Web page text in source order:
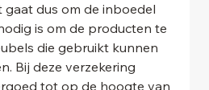
gaat dus om de inboedel
is om de producten te
die gebruikt kunnen
Bij deze verzekering
tot op de hoogte van